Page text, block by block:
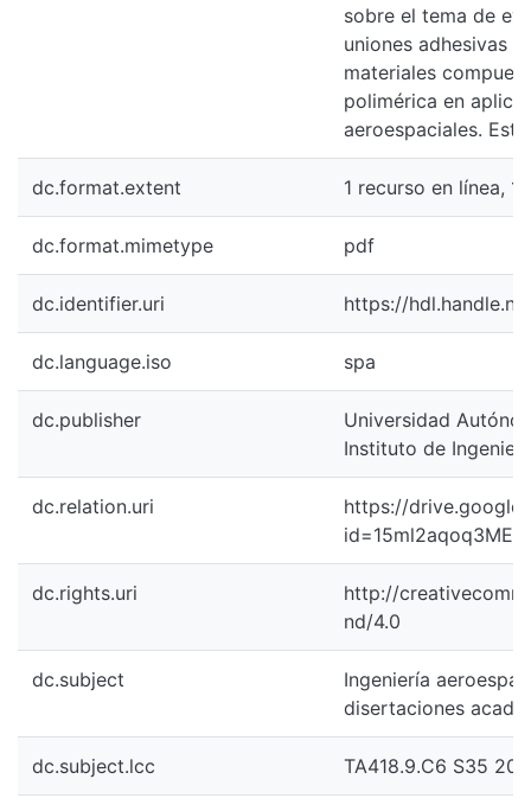
sobre el tema de
uniones adhesivas
materiales
polimérica en
aeroespaciales.
dc.format.extent 1 recurso en línea,
dc.format.mimetype pdf
dc.identifier.uri https://
dc.language.iso spa
dc.publisher
Universidad
Instituto de
dc.relation.uri
https://
dc.rights.uri
http://
nd/4.0
dc.subject
Ingeniería
disertaciones
dc.subject.lcc TA418.9.C6 S35